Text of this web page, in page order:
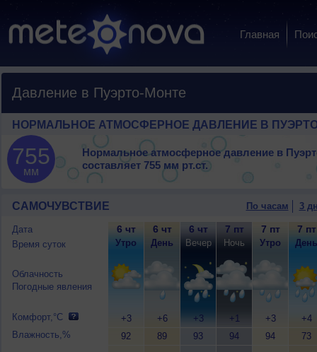
Главная
Давление в Пуэрто-Монте
НОРМАЛЬНОЕ АТМОСФЕРНОЕ ДАВЛЕНИЕ В
755
мм
Нормальное атмосферное давление в
составляет 755 мм рт.ст.
САМОЧУВСТВИЕ По часам 3
Дата
Время суток
Облачность
Погодные явления
Комфорт,°C
Влажность,%
6 чт
Утро
+3
92
6 чт
День
+6
89
6 чт
Вечер
+3
93
7 пт
Ночь
+1
94
7 пт
Утро
+3
94
7 пт
День
+4
73